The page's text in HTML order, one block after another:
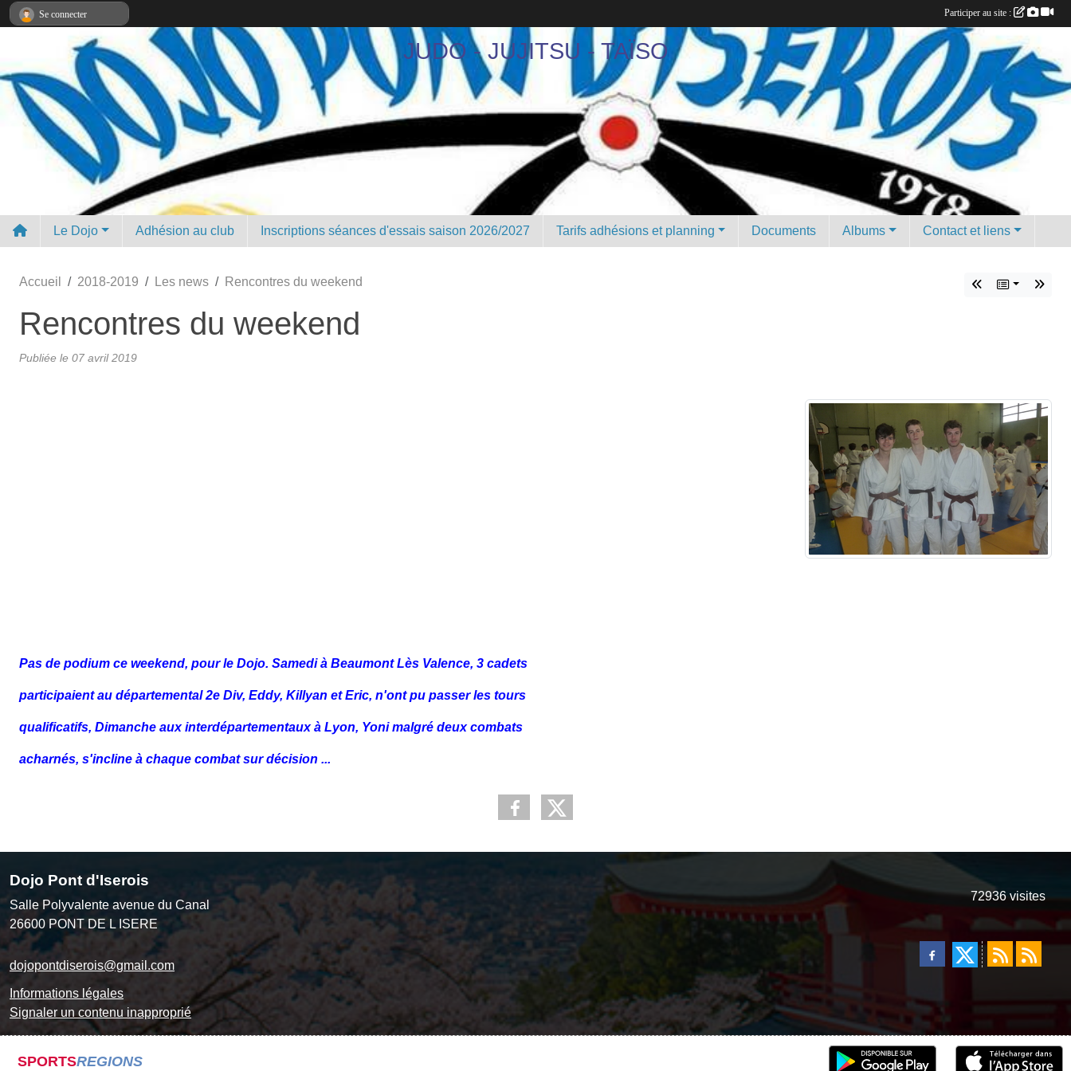
JUDO - JUJITSU - TAÏSO
Le Dojo Adhésion au club Inscriptions séances d'essais saison 2026/2027 Tarifs adhésions et planning Documents Albums Contact et liens
Accueil 2018-2019 Les news Rencontres du weekend
Rencontres du weekend
Publiée le 07 avril 2019
Pas de podium ce weekend, pour le Dojo. Samedi à Beaumont Lès Valence, 3 cadets
participaient au départemental 2e Div, Eddy, Killyan et Eric, n'ont pu passer les tours
qualificatifs, Dimanche aux interdépartementaux à Lyon, Yoni malgré deux combats
acharnés, s'incline à chaque combat sur décision ...
Dojo Pont d'Iserois
Salle Polyvalente avenue du Canal
26600 PONT DE L ISERE
dojopontdiserois@gmail.com
Informations légales
Signaler un contenu inapproprié
72936 visites
SPORTSREGIONS
Se connecter Participer au site :
Panneau de gestion des cookies